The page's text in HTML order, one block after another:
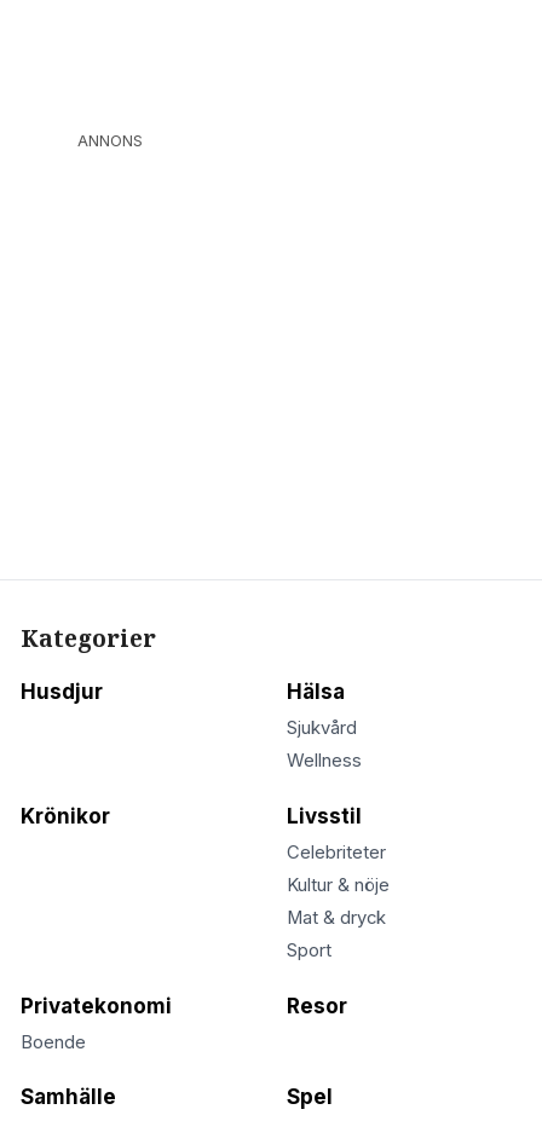
ANNONS
Kategorier
Husdjur Hälsa
Sjukvård
Wellness
Krönikor Livsstil
Celebriteter
Kultur & nöje
Mat & dryck
Sport
Privatekonomi
Boende
Resor
Samhälle Spel